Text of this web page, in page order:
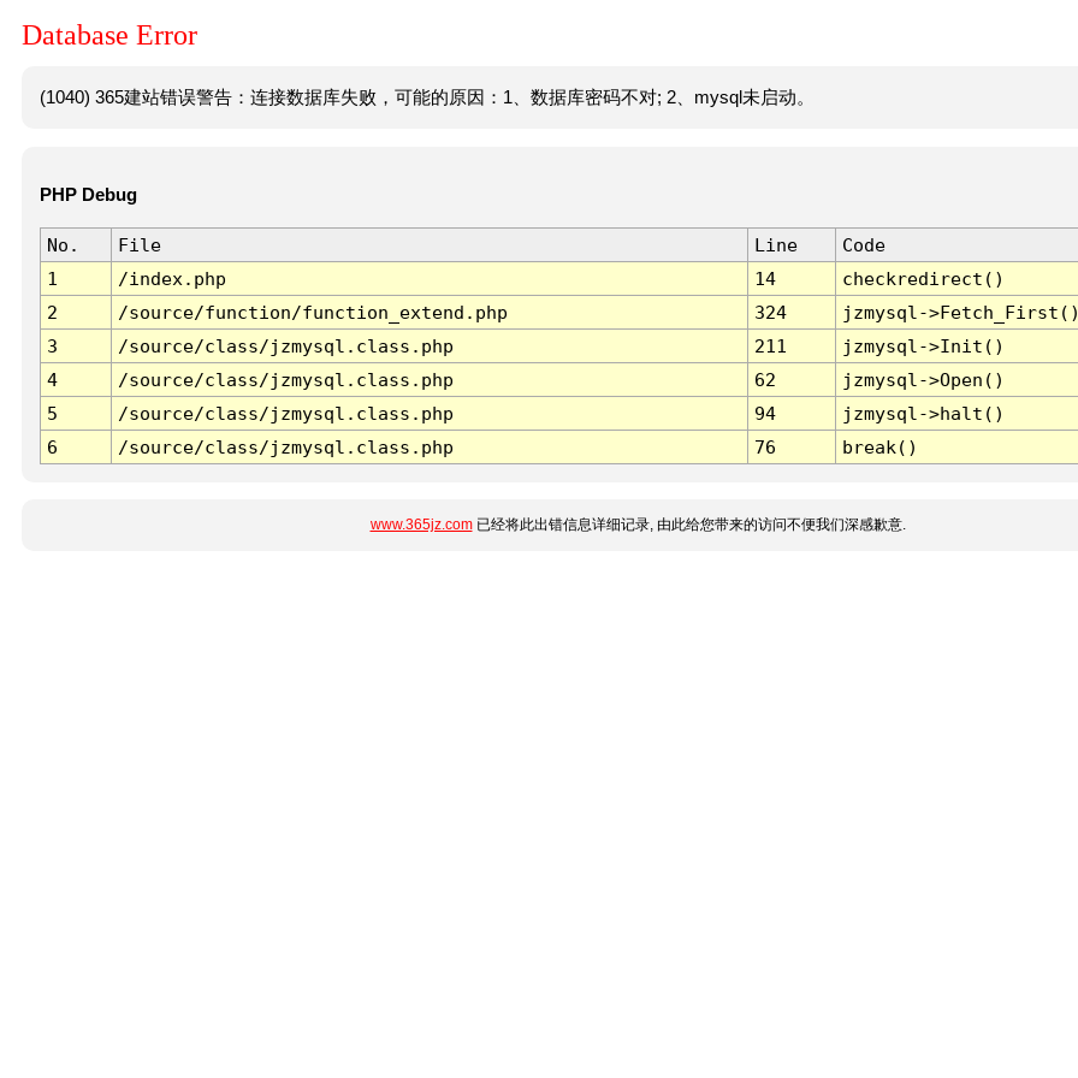
Database Error
(1040) 365建站错误警告：连接数据库失败，可能的原因：1、数据库密码不对; 2、mysql未启动。
PHP Debug
No. File Line
Code
1
/index.php 14
checkredirect()
2
/source/function/function_extend.php 324
jzmysql-
3
/source/class/jzmysql.class.php 211
jzmysql->Init()
4
/source/class/jzmysql.class.php 62
jzmysql->Open()
5
/source/class/jzmysql.class.php 94
jzmysql->halt()
6
/source/class/jzmysql.class.php 76 break()
www.365jz.com已经将此出错信息详细记录, 由此给您带来的访问不便我们深感歉意.